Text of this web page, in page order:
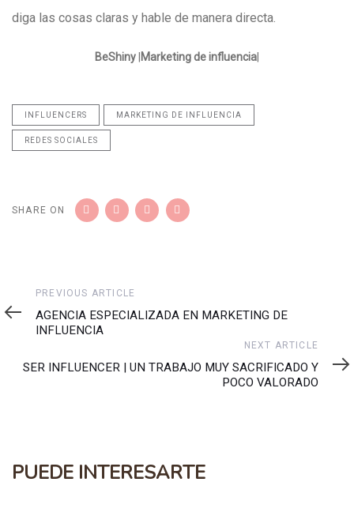
diga las cosas claras y hable de manera directa.
BeShiny|Marketing de influencia|
INFLUENCERS MARKETING DE INFLUENCIA
REDES SOCIALES
SHARE ON
Previous
Article
PREVIOUS ARTICLE
AGENCIA ESPECIALIZADA EN MARKETING DE
INFLUENCIA
Article
NEXT ARTICLE
SER INFLUENCER | UN TRABAJO MUY SACRIFICADO Y
POCO VALORADO
PUEDE INTERESARTE